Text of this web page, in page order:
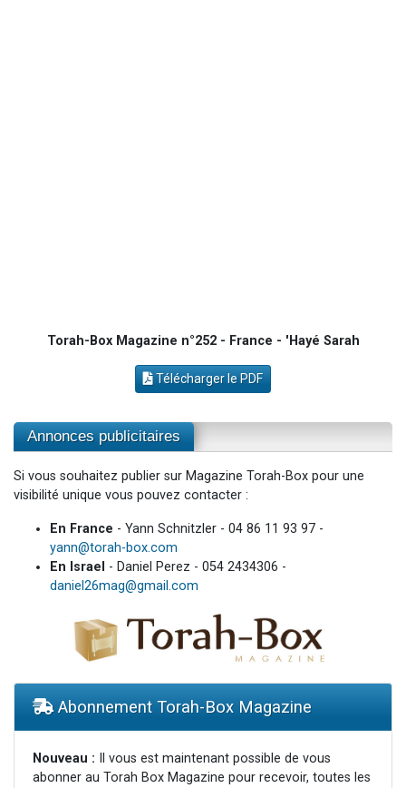
Torah-Box Magazine n°252 - France - 'Hayé Sarah
Télécharger le PDF
Annonces publicitaires
Si vous souhaitez publier sur Magazine Torah-Box pour une
visibilité unique vous pouvez contacter :
En France - Yann Schnitzler - 04 86 11 93 97 -
yann@torah-box.com
En Israel - Daniel Perez - 054 2434306 -
daniel26mag@gmail.com
Abonnement Torah-Box Magazine
Nouveau : Il vous est maintenant possible de vous
abonner au Torah Box Magazine pour recevoir, toutes les